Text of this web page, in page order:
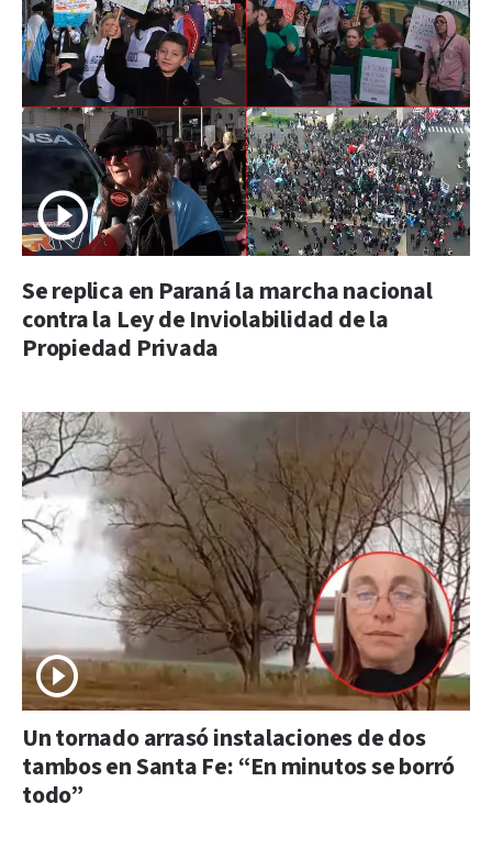
Se replica en Paraná la marcha nacional
contra la Ley de Inviolabilidad de la
Propiedad Privada
Un tornado arrasó instalaciones de dos
tambos en Santa Fe: “En minutos se borró
todo”